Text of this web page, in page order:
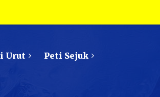
Urut Peti Sejuk